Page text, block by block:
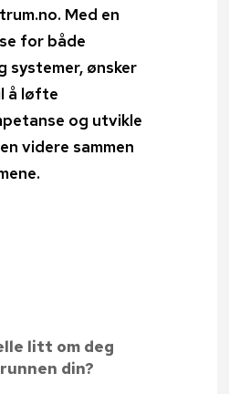
Med en
for både
systemer, ønsker
å løfte
og utvikle
videre sammen
litt om deg
din?